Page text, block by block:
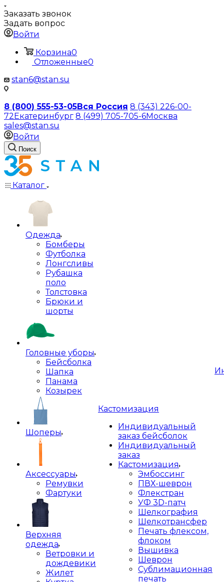
Заказать звонок
Задать вопрос
Войти
Корзина0
Отложенные0
stan6@stan.su
8 (800) 555-53-05Вся Россия 8 (343) 226-00-
72Екатеринбург 8 (499) 705-705-6Москва
sales@stan.su
Войти
Поиск
Каталог
Одежда
Бомберы
Футболка
Лонгсливы
Рубашка
поло
Толстовка
Брюки и
шорты
Головные уборы
Бейсболка
Шапка
Панама
Козырек
Шоперы
Аксессуары
Ремувки
Фартуки
Верхняя
одежда
Ветровки и
дождевики
Жилет
Кастомизация
Индивидуальный
заказ бейсболок
Индивидуальный
заказ
Кастомизация
Эмбоссинг
ПВХ-шеврон
Флекстран
УФ 3D-патч
Шелкография
Шелкотрансфер
Печать флексом,
флоком
Вышивка
Шеврон
Сублимационная
печать